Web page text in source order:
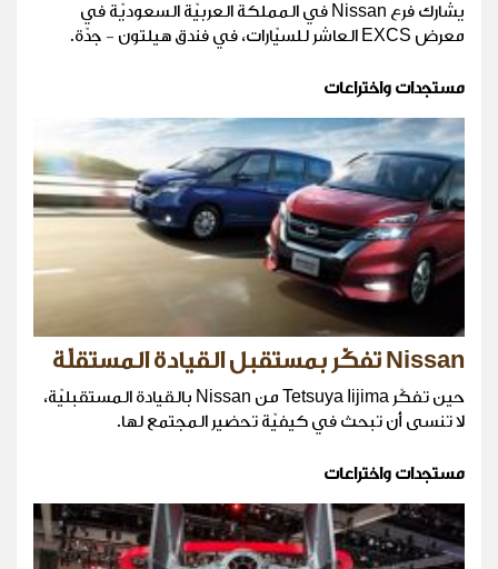
يشارك فرع Nissan في المملكة العربيّة السعوديّة في
معرض EXCS العاشر للسيّارات، في فندق هيلتون - جدّة.
مستجدات واختراعات
Nissan تفكّر بمستقبل القيادة المستقلّة
حين تفكّر Tetsuya Iijima من Nissan بالقيادة المستقبليّة،
لا تنسى أن تبحث في كيفيّة تحضير المجتمع لها.
مستجدات واختراعات